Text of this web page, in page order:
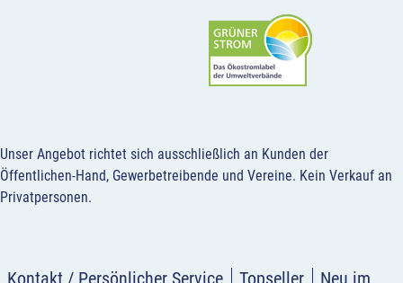
Unser Angebot richtet sich ausschließlich an Kunden der
Öffentlichen-Hand, Gewerbetreibende und Vereine. Kein Verkauf an
Privatpersonen.
Kontakt / Persönlicher Service Topseller Neu im